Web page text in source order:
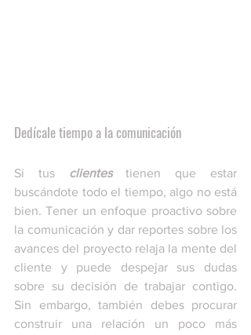
Dedícale tiempo a la comunicación
Si tus clientes tienen que estar
buscándote todo el tiempo, algo no está
bien. Tener un enfoque proactivo sobre
la comunicación y dar reportes sobre los
avances del proyecto relaja la mente del
cliente y puede despejar sus dudas
sobre su decisión de trabajar contigo.
Sin embargo, también debes procurar
construir una relación un poco más